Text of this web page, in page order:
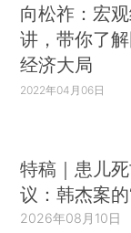
向松祚：宏
讲，带你了
经济大局
2022年04月06日
特稿｜患儿
议：韩杰案的
2026年08月10日